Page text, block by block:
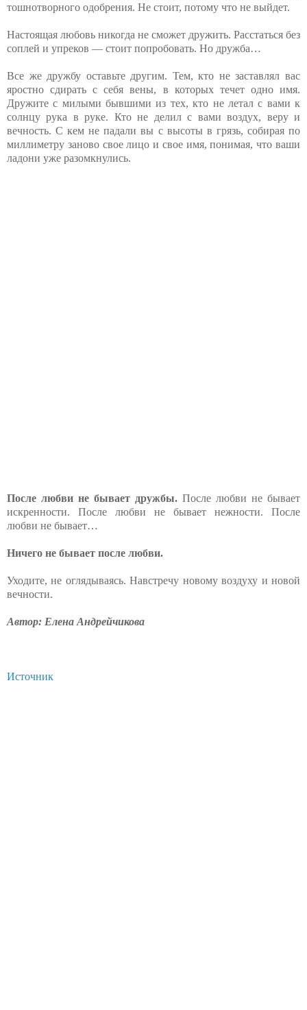
тошнотворного одобрения. Не стоит, потому что не выйдет.
Настоящая любовь никогда не сможет дружить. Расстаться без
соплей и упреков — стоит попробовать. Но дружба…
Все же дружбу оставьте другим. Тем, кто не заставлял вас
яростно сдирать с себя вены, в которых течет одно имя.
Дружите с милыми бывшими из тех, кто не летал с вами к
солнцу рука в руке. Кто не делил с вами воздух, веру и
вечность. С кем не падали вы с высоты в грязь, собирая по
миллиметру заново свое лицо и свое имя, понимая, что ваши
ладони уже разомкнулись.
После любви не бывает дружбы. После любви не бывает
искренности. После любви не бывает нежности. После
любви не бывает…
Ничего не бывает после любви.
Уходите, не оглядываясь. Навстречу новому воздуху и новой
вечности.
Автор: Елена Андрейчикова
Источник